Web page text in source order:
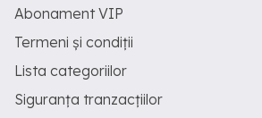
Abonament VIP
Termeni și condiții
Lista categoriilor
Siguranța tranzacțiilor